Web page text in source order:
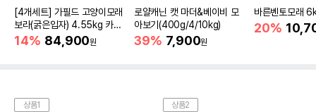
[4개세트] 가필드 고양이모래
보라(굵은입자) 4.55kg 카사
바모래
14% 84,900원
로얄캐닌 캣 마더&베이비 모
아보기(400g/4/10kg)
39% 7,900원
바른벤토모래
20%
상품1 상품2